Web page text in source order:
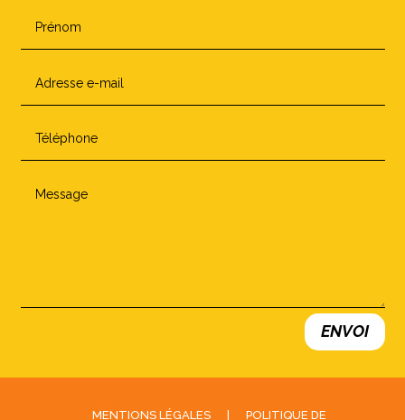
ENVOI
MENTIONS LÉGALES | POLITIQUE DE